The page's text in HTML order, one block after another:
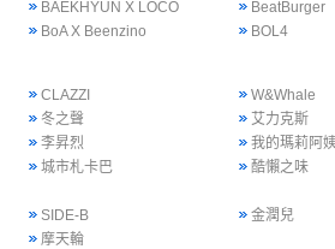
BAEKHYUN X LOCO
BeatBurger
BoA X Beenzino
BOL4
CLAZZI
W&Whale
冬之聲
艾力克斯
李昇烈
我的瑪莉阿
城市札卡巴
酷懶之味
SIDE-B
金潤兒
摩天輪